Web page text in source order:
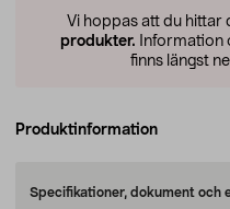
Vi hoppas att du hittar
produkter. Information
finns längst
Produktinformation
Specifikationer, dokument och